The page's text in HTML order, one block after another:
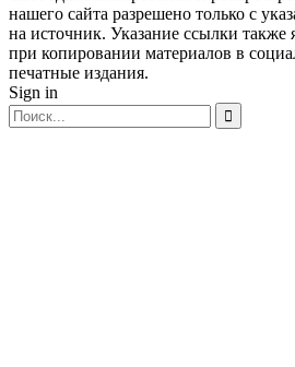
нашего сайта разрешено только с
на источник. Указание ссылки также
при копировании материалов в
печатные издания.
Sign in